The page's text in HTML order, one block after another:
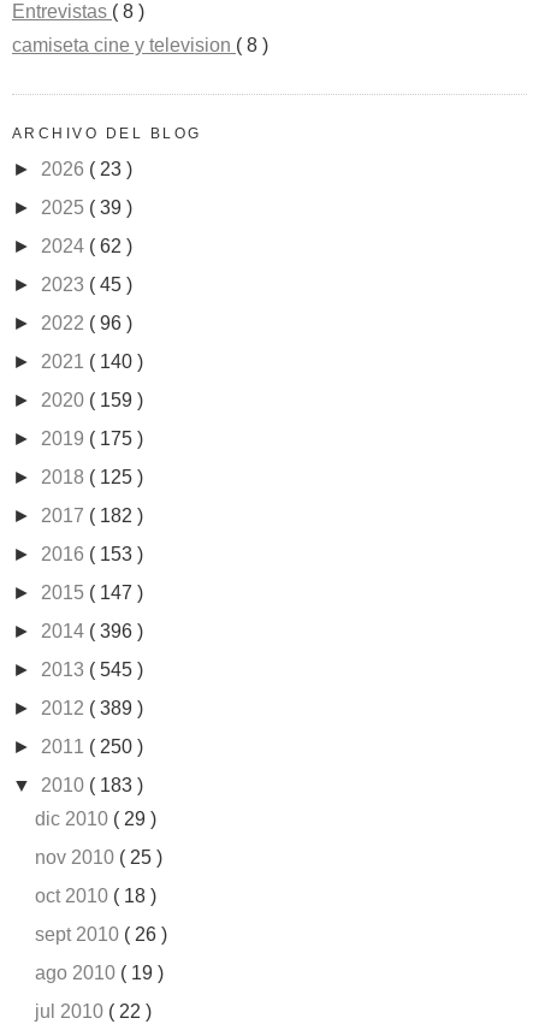
Entrevistas ( 8 )
camiseta cine y television ( 8 )
ARCHIVO DEL BLOG
► 2026 ( 23 )
► 2025 ( 39 )
► 2024 ( 62 )
► 2023 ( 45 )
► 2022 ( 96 )
► 2021 ( 140 )
► 2020 ( 159 )
► 2019 ( 175 )
► 2018 ( 125 )
► 2017 ( 182 )
► 2016 ( 153 )
► 2015 ( 147 )
► 2014 ( 396 )
► 2013 ( 545 )
► 2012 ( 389 )
► 2011 ( 250 )
▼ 2010 ( 183 )
dic 2010 ( 29 )
nov 2010 ( 25 )
oct 2010 ( 18 )
sept 2010 ( 26 )
ago 2010 ( 19 )
jul 2010 ( 22 )